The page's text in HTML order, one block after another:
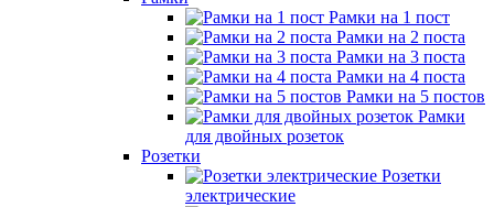
Рамки на 1 пост
Рамки на 2 поста
Рамки на 3 поста
Рамки на 4 поста
Рамки на 5 постов
Рамки
для двойных розеток
Розетки
Розетки
электрические